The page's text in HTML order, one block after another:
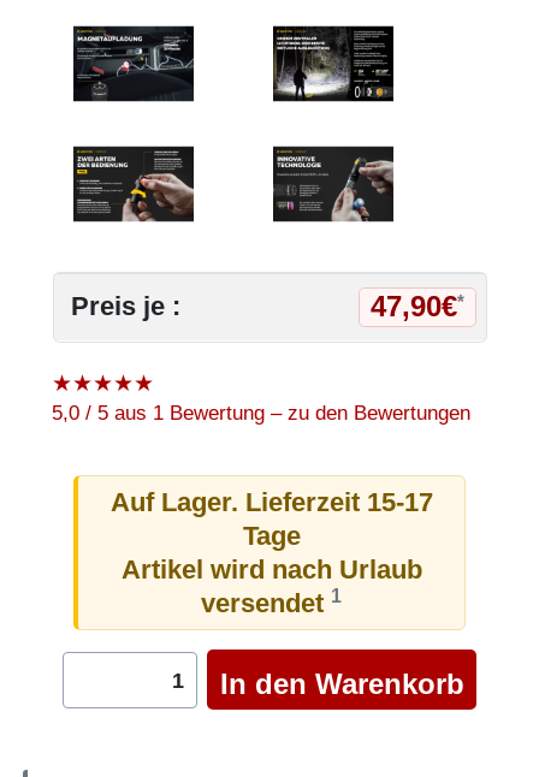
Preis je : 47,90€*
★★★★★
5,0 / 5 aus 1 Bewertung – zu den Bewertungen
Auf Lager. Lieferzeit 15-17
Tage
Artikel wird nach Urlaub
versendet 1